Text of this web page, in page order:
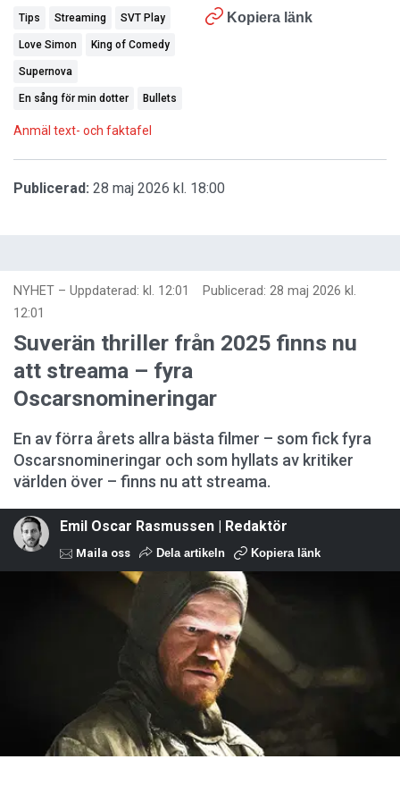
Kopiera länk
Tips Streaming SVT Play
Love Simon King of Comedy
Supernova
En sång för min dotter Bullets
Anmäl text- och faktafel
Publicerad: 28 maj 2026 kl. 18:00
NYHET – Uppdaterad: kl. 12:01 Publicerad: 28 maj 2026 kl.
12:01
Suverän thriller från 2025 finns nu
att streama – fyra
Oscarsnomineringar
En av förra årets allra bästa filmer – som fick fyra
Oscarsnomineringar och som hyllats av kritiker
världen över – finns nu att streama.
Emil Oscar Rasmussen | Redaktör
Maila oss Dela artikeln Kopiera länk